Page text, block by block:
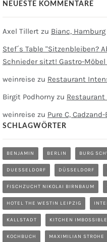
NEUESTE KOMMENTARE
Axel Tillert zu Bianc, Hamburg
Stef´s Table "Sitzenbleiben?
Schnieder sitzt! Gastro-
weinreise zu Restaurant
Birgit Podhorny zu
weinreise zu Pure C,
SCHLAGWÖRTER
BENJAMIN BERLIN BURG
DUESSELDORF DÜSSELDORF
FISCHZUCHT NIKOLAI BIRNBAUM
HOTEL THE WESTIN LEIPZIG
KALLSTADT KITCHEN IMBOSSIBLE
KOCHBUCH MAXIMILIAN STROHE